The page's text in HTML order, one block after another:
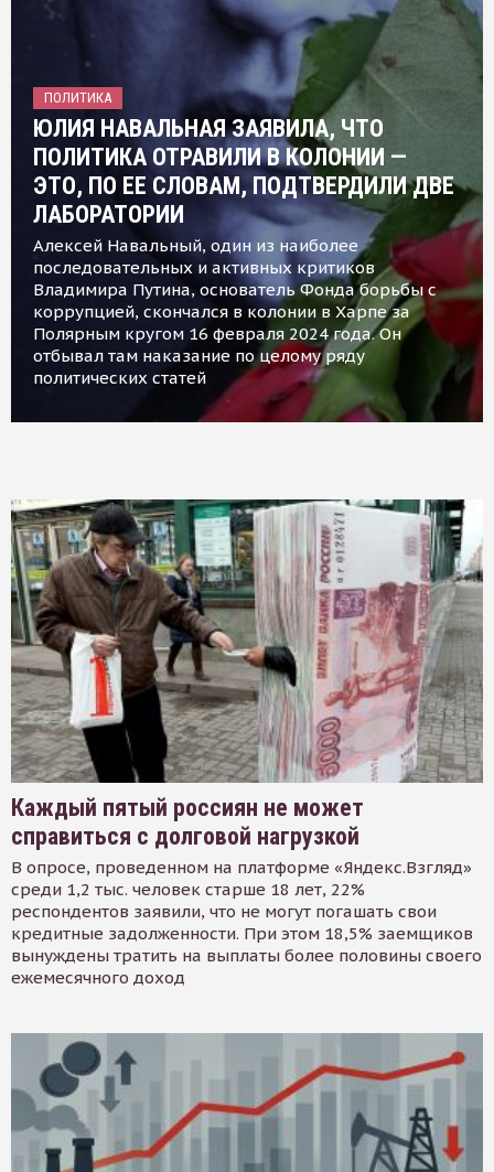
ПОЛИТИКА
ЮЛИЯ НАВАЛЬНАЯ ЗАЯВИЛА, ЧТО
ПОЛИТИКА ОТРАВИЛИ В КОЛОНИИ —
ЭТО, ПО ЕЕ СЛОВАМ, ПОДТВЕРДИЛИ ДВЕ
ЛАБОРАТОРИИ
Алексей Навальный, один из наиболее
последовательных и активных критиков
Владимира Путина, основатель Фонда борьбы с
коррупцией, скончался в колонии в Харпе за
Полярным кругом 16 февраля 2024 года. Он
отбывал там наказание по целому ряду
политических статей
Каждый пятый россиян не может
справиться с долговой нагрузкой
В опросе, проведенном на платформе «Яндекс.Взгляд»
среди 1,2 тыс. человек старше 18 лет, 22%
респондентов заявили, что не могут погашать свои
кредитные задолженности. При этом 18,5% заемщиков
вынуждены тратить на выплаты более половины своего
ежемесячного доход